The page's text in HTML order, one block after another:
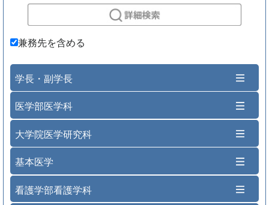
兼務先を含める
学長・副学長
医学部医学科
大学院医学研究科
基本医学
看護学部看護学科